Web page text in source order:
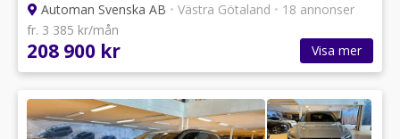
Automan Svenska AB • Västra Götaland • 18 annonser
fr. 3 385 kr/mån
208 900 kr Visa mer